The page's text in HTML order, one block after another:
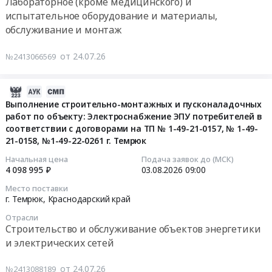
46-
испытательное оборудование и материалы,
обслуживание и монтаж
№2413066569 от 24.07.26
Выполнение строительно-монтажных и пусконаладочных
работ по объекту: Электроснабжение ЭПУ потребителей в
соответствии с договорами на ТП № 1-49-21-0157, № 1-49-
21-0158, №1-49-22-0261 г. Темрюк
Начальная цена
4 098 995 ₽
Подача заявок до (МСК)
03.08.2026 09:00
Место поставки
г. Темрюк, Краснодарский край
Отрасли
Строительство и обслуживание объектов энергетики
и электрических сетей
№2413088189 от 24.07.26